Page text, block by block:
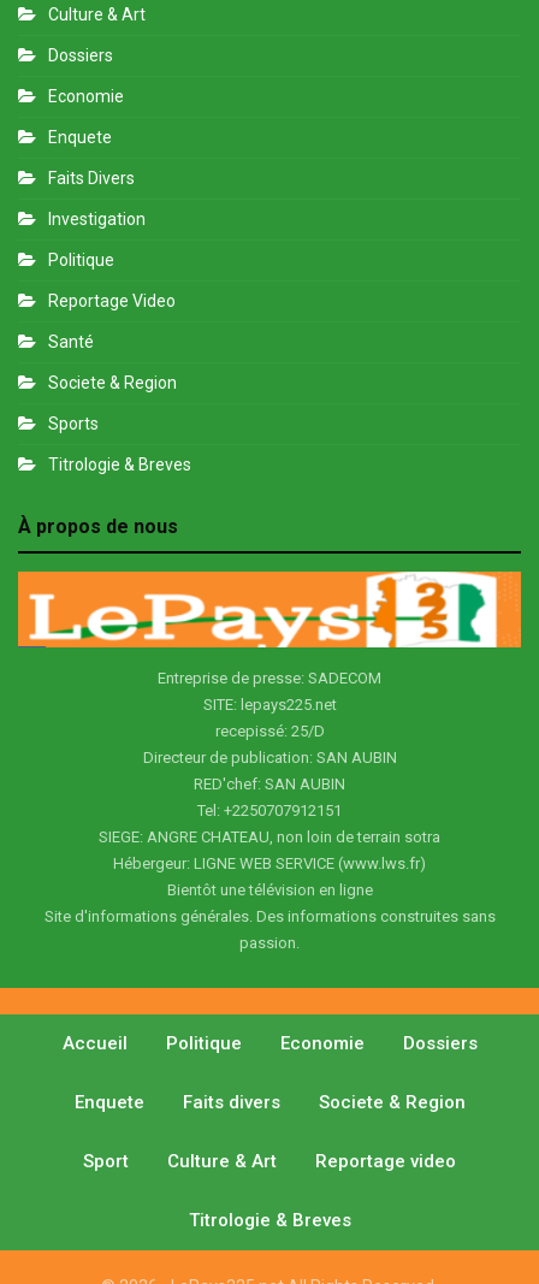
Culture & Art
Dossiers
Economie
Enquete
Faits Divers
Investigation
Politique
Reportage Video
Santé
Societe & Region
Sports
Titrologie & Breves
À propos de nous
Entreprise de presse: SADECOM
SITE: lepays225.net
recepissé: 25/D
Directeur de publication: SAN AUBIN
RED'chef: SAN AUBIN
Tel: +2250707912151
SIEGE: ANGRE CHATEAU, non loin de terrain sotra
Hébergeur: LIGNE WEB SERVICE (www.lws.fr)
Bientôt une télévision en ligne
Site d'informations générales. Des informations construites sans
passion.
Accueil Politique Economie Dossiers
Enquete Faits divers Societe & Region
Sport Culture & Art Reportage video
Titrologie & Breves